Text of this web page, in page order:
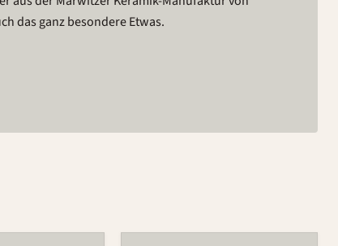
das ganz besondere Etwas.